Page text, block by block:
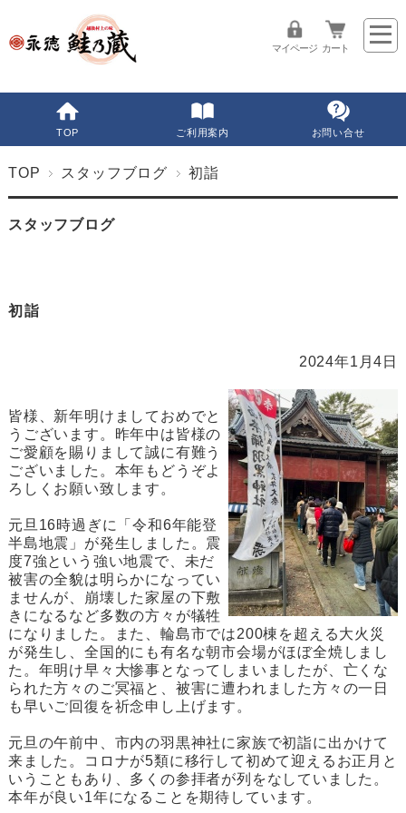
マイページ カート
TOP ご利用案内 お問い合せ
TOP スタッフブログ 初詣
スタッフブログ
初詣
2024年1月4日
皆様、新年明けましておめでと
うございます。昨年中は皆様の
ご愛顧を賜りまして誠に有難う
ございました。本年もどうぞよ
ろしくお願い致します。
元旦16時過ぎに「令和6年能登
半島地震」が発生しました。震
度7強という強い地震で、未だ
被害の全貌は明らかになってい
ませんが、崩壊した家屋の下敷
きになるなど多数の方々が犠牲
になりました。また、輪島市では200棟を超える大火災
が発生し、全国的にも有名な朝市会場がほぼ全焼しまし
た。年明け早々大惨事となってしまいましたが、亡くな
られた方々のご冥福と、被害に遭われました方々の一日
も早いご回復を祈念申し上げます。
元旦の午前中、市内の羽黒神社に家族で初詣に出かけて
来ました。コロナが5類に移行して初めて迎えるお正月と
いうこともあり、多くの参拝者が列をなしていました。
本年が良い1年になることを期待しています。